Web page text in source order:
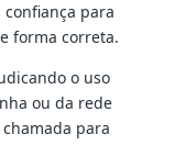
para
forma correta.
o uso
ou da rede
para